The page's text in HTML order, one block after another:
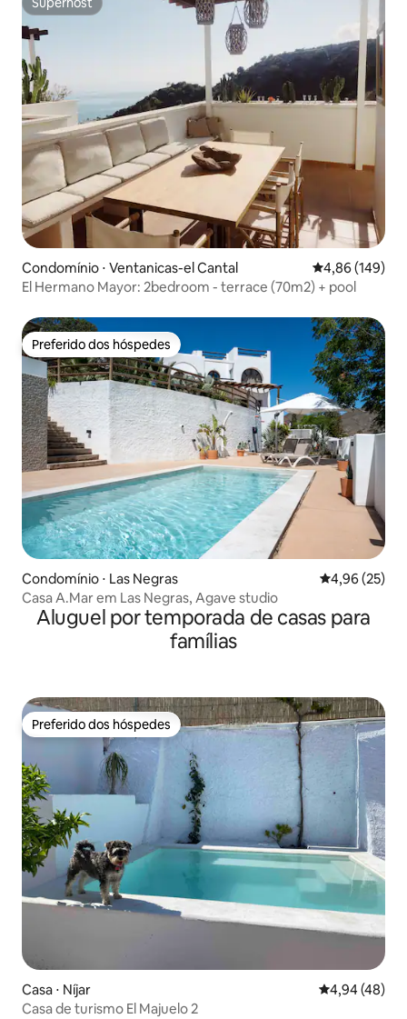
Superhost
Condomínio ⋅ Ventanicas-el Cantal 4,86 de uma
4,86 (149)
El Hermano Mayor: 2bedroom - terrace (70m2) + pool
Preferido dos hóspedes
Preferido dos hóspedes
Condomínio ⋅ Las Negras 4,96 de uma
4,96 (25)
Casa A.Mar em Las Negras, Agave studio
Aluguel por temporada de casas para
famílias
Preferido dos hóspedes
Preferido dos hóspedes
Casa ⋅ Níjar 4,94 de uma
4,94 (48)
Casa de turismo El Majuelo 2